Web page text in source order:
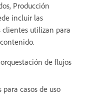
Producción
incluir las
clientes utilizan para
de flujos
casos de uso